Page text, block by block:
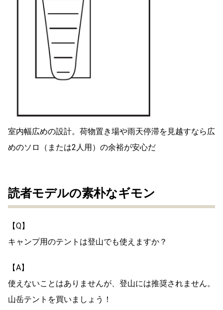
室内幅広めの設計。荷物置き場や雨天停滞を見越すなら広
めのソロ（または2人用）の余裕が安心だ
読者モデルの素朴なギモン
【Q】
キャンプ用のテントは登山でも使えますか？
【A】
使えないことはありませんが、登山には推奨されません。
山岳テントを買いましょう！